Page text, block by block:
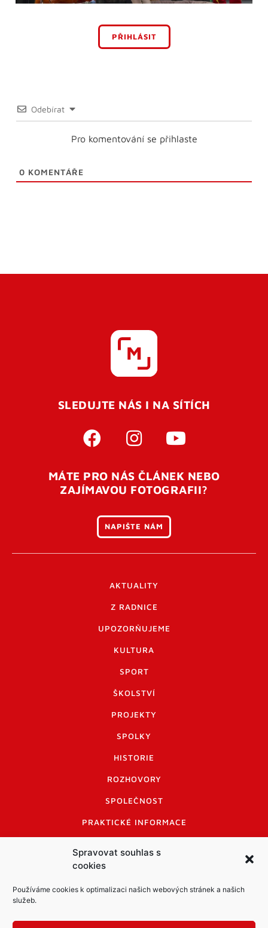
Spravovat souhlas s
cookies
Používáme cookies k optimalizaci našich webových stránek a našich
služeb.
PŘIHLÁSIT
Odebírat
Pro komentování se přihlaste
0 KOMENTÁŘE
SLEDUJTE NÁS I NA SÍTÍCH
MÁTE PRO NÁS ČLÁNEK NEBO
ZAJÍMAVOU FOTOGRAFII?
NAPIŠTE NÁM
AKTUALITY
Z RADNICE
UPOZORŇUJEME
KULTURA
SPORT
ŠKOLSTVÍ
PROJEKTY
SPOLKY
HISTORIE
ROZHOVORY
SPOLEČNOST
PRAKTICKÉ INFORMACE
INFORMACE A KODEX DISKUTUJÍCÍCH
LOGO A LOGO MANUÁL